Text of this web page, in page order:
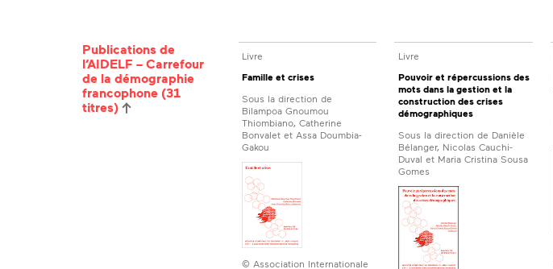
Publications de
l’AIDELF – Carrefour
de la démographie
francophone (31
titres)
Livre
Famille et crises
Sous la direction de
Bilampoa Gnoumou
Thiombiano, Catherine
Bonvalet et Assa Doumbia-
Gakou
© Association Internationale
Livre
Pouvoir et répercussions des
mots dans la gestion et la
construction des crises
démographiques
Sous la direction de Danièle
Bélanger, Nicolas Cauchi-
Duval et Maria Cristina Sousa
Gomes